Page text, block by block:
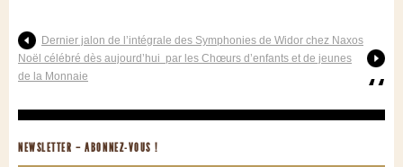
Dernier jalon de l’intégrale des Symphonies de Widor chez Naxos
Noël célébré dès aujourd’hui par les Chœurs d’enfants et de jeunes
de la Monnaie
NEWSLETTER – ABONNEZ-VOUS !